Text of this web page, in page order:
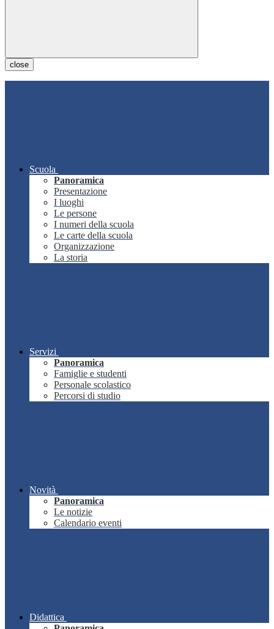
close
Scuola
Panoramica
Presentazione
I luoghi
Le persone
I numeri della scuola
Le carte della scuola
Organizzazione
La storia
Servizi
Panoramica
Famiglie e studenti
Personale scolastico
Percorsi di studio
Novità
Panoramica
Le notizie
Calendario eventi
Didattica